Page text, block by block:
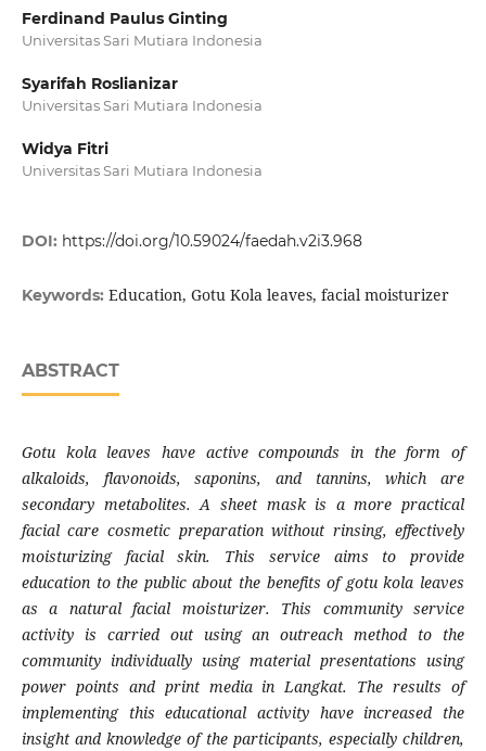
Ferdinand Paulus Ginting
Universitas Sari Mutiara Indonesia
Syarifah Roslianizar
Universitas Sari Mutiara Indonesia
Widya Fitri
Universitas Sari Mutiara Indonesia
DOI: https://doi.org/10.59024/faedah.v2i3.968
Keywords: Education, Gotu Kola leaves, facial moisturizer
ABSTRACT
Gotu kola leaves have active compounds in the form of
alkaloids, flavonoids, saponins, and tannins, which are
secondary metabolites. A sheet mask is a more practical
facial care cosmetic preparation without rinsing, effectively
moisturizing facial skin. This service aims to provide
education to the public about the benefits of gotu kola leaves
as a natural facial moisturizer. This community service
activity is carried out using an outreach method to the
community individually using material presentations using
power points and print media in Langkat. The results of
implementing this educational activity have increased the
insight and knowledge of the participants, especially children,